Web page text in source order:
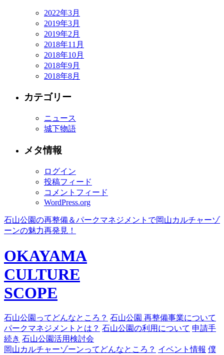
2022年3月
2019年3月
2019年2月
2018年11月
2018年10月
2018年9月
2018年8月
カテゴリー
ニュース
城下物語
メタ情報
ログイン
投稿フィード
コメントフィード
WordPress.org
石山公園の再整備＆パークマネジメントで岡山カルチャーゾ
ーンの魅力再発見！
OKAYAMA
CULTURE
SCOPE
石山公園ってどんなところ？ 石山公園 再整備事業について
パークマネジメントとは？ 石山公園の利用について 申請手
続き 石山公園活用検討会
岡山カルチャーゾーンってどんなところ？ イベント情報 僕